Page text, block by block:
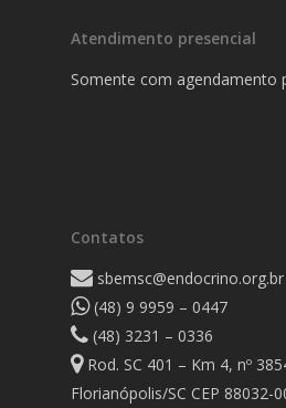
Atendimento presencial
Somente com agendamento
Contatos
sbemsc@endocrino.org.br
(48) 9 9959 – 0447
(48) 3231 – 0336
Rod. SC 401 – Km 4, nº
Florianópolis/SC CEP 88032-